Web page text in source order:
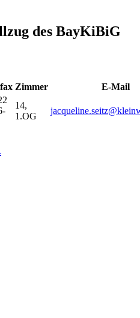
des BayKiBiG
Zimmer
E-Mail
14,
1.OG